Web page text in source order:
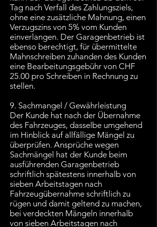
Tag nach Verfall des Zahlungsziels,
ohne eine zusätzliche Mahnung, einen
Verzugszins von 5% vom Kunden
einverlangen. Der Garagenbetrieb ist
ebenso berechtigt, für übermittelte
Mahnschreiben zuhanden des Kunden
eine Bearbeitungsgebühr von CHF
25.00 pro Schreiben in Rechnung zu
stellen.
9. Sachmangel / Gewährleistung
Der Kunde hat nach der Übernahme
des Fahrzeuges, dasselbe umgehend
im Hinblick auf allfällige Mängel zu
überprüfen. Ansprüche wegen
Sachmängel hat der Kunde beim
ausführenden Garagenbetrieb
schriftlich spätestens innerhalb von
sieben Arbeitstagen nach
Fahrzeugübernahme schriftlich zu
rügen und damit geltend zu machen,
bei verdeckten Mängeln innerhalb
von sieben Arbeitstagen nach